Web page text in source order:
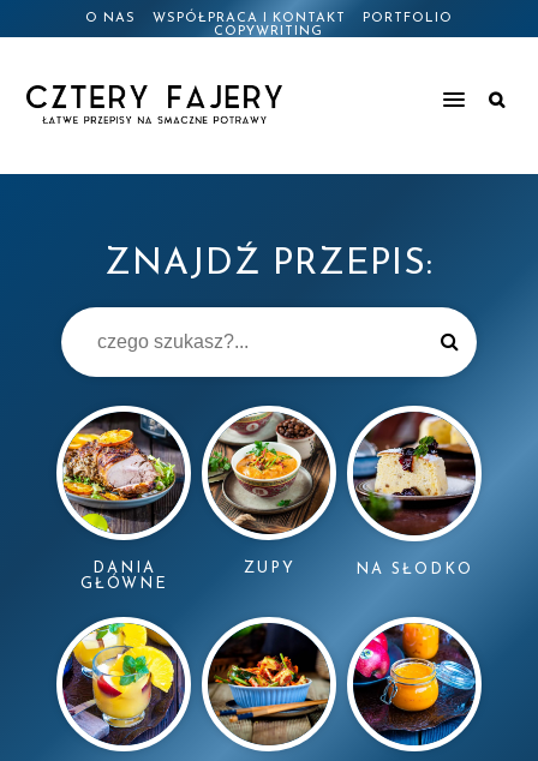
O NAS WSPÓŁPRACA I KONTAKT
PORTFOLIO
COPYWRITING
ZNAJDŹ PRZEPIS:
DANIA
GŁÓWNE
ZUPY NA SŁODKO